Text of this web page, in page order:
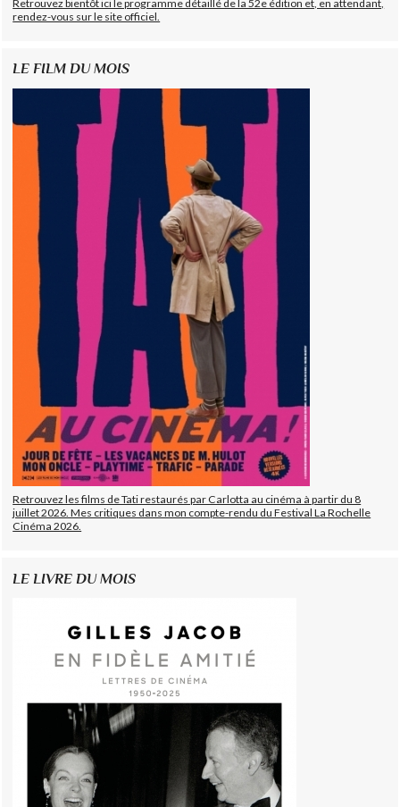
Retrouvez bientôt ici le programme détaillé de la 52e édition et, en attendant,
rendez-vous sur le site officiel.
LE FILM DU MOIS
Retrouvez les films de Tati restaurés par Carlotta au cinéma à partir du 8
juillet 2026. Mes critiques dans mon compte-rendu du Festival La Rochelle
Cinéma 2026.
LE LIVRE DU MOIS